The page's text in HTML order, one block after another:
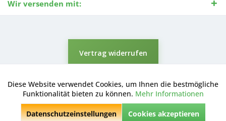
Wir versenden mit:
Vertrag widerrufen
Nachnahmegebühren, wenn nicht anders beschrieben.
Durchgestrichene Preise entsprechen dem niedrigsten Verkaufspreis
der letzten 30 Tage. ** Preise beziehen sich auf einen einmal
geforderten Verkaufspreis. UVP: Unverbindliche Preisempfehlung des
Herstellers.
Funktionale Aktiv
Marketing Inaktiv
Diese Website verwendet Cookies, um Ihnen die bestmögliche
Funktionalität bieten zu können. Mehr Informationen
Datenschutzeinstellungen Cookies akzeptieren